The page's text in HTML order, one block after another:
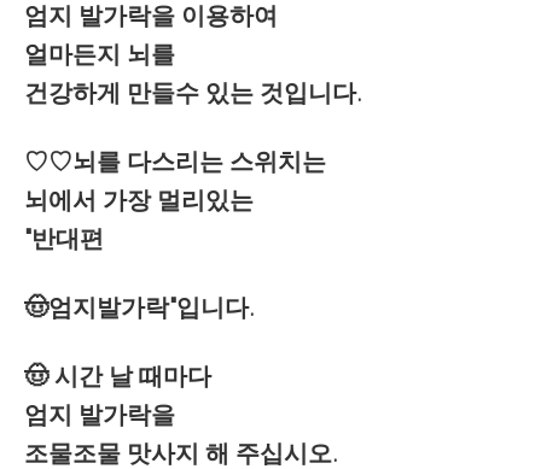
엄지 발가락을 이용하여
얼마든지 뇌를
건강하게 만들수 있는 것입니다.
♡♡뇌를 다스리는 스위치는
뇌에서 가장 멀리있는
"반대편
🤠엄지발가락"입니다.
🤠 시간 날 때마다
엄지 발가락을
조물조물 맛사지 해 주십시오.